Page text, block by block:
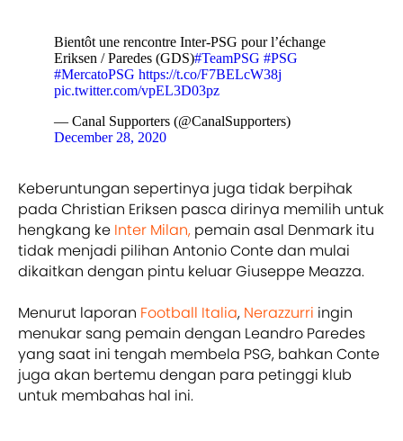
Bientôt une rencontre Inter-PSG pour l’échange
Eriksen / Paredes (GDS)#TeamPSG #PSG
#MercatoPSG https://t.co/F7BELcW38j
pic.twitter.com/vpEL3D03pz
— Canal Supporters (@CanalSupporters)
December 28, 2020
Keberuntungan sepertinya juga tidak berpihak
pada Christian Eriksen pasca dirinya memilih untuk
hengkang ke Inter Milan, pemain asal Denmark itu
tidak menjadi pilihan Antonio Conte dan mulai
dikaitkan dengan pintu keluar Giuseppe Meazza.
Menurut laporan Football Italia, Nerazzurri ingin
menukar sang pemain dengan Leandro Paredes
yang saat ini tengah membela PSG, bahkan Conte
juga akan bertemu dengan para petinggi klub
untuk membahas hal ini.